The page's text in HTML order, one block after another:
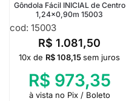
Gôndola Fácil INICIAL de Centro
1,24×0,90m 15003
cod: 15003
R$ 1.081,50
10x de R$108,15sem juros
R$ 973,35
à vista no Pix / Boleto